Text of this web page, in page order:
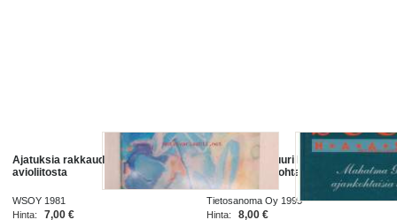
Ajatuksia rakkaudesta ja
avioliitosta
WSOY 1981
Hinta:
7,00 €
Johtamisen suuri haaste. Mahatma
Gandhin ajankohtaisia ajatuksia.
Tietosanoma Oy 1995
Hinta:
8,00 €